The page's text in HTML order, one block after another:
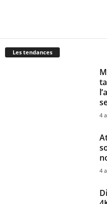
Les tendances
4
4